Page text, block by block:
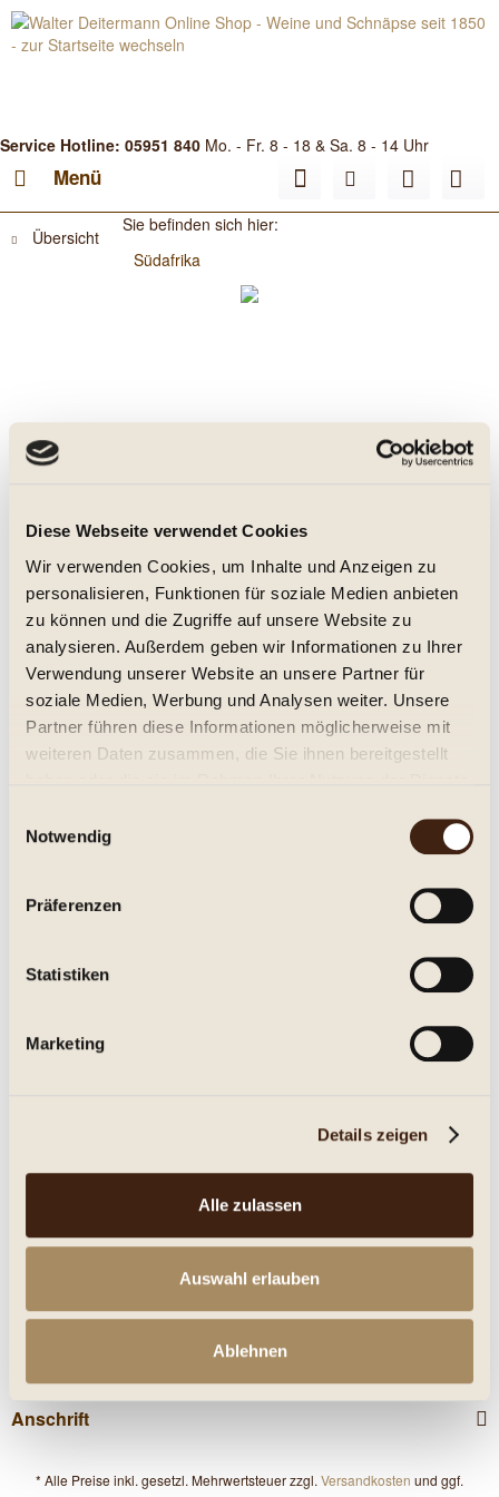
Diese Webseite verwendet Cookies
Wir verwenden Cookies, um Inhalte und Anzeigen zu
personalisieren, Funktionen für soziale Medien anbieten
zu können und die Zugriffe auf unsere Website zu
analysieren. Außerdem geben wir Informationen zu Ihrer
Verwendung unserer Website an unsere Partner für
soziale Medien, Werbung und Analysen weiter. Unsere
Partner führen diese Informationen möglicherweise mit
weiteren Daten zusammen, die Sie ihnen bereitgestellt
Notwendig
Präferenzen
Statistiken
Marketing
Details zeigen
Alle zulassen
Auswahl erlauben
Ablehnen
Service Hotline: 05951 840 Mo. - Fr. 8 - 18 & Sa. 8 - 14 Uhr
Menü
Übersicht
Sie befinden sich hier:
Südafrika
Kaapzicht Sauvignon Blanc 2026,
Stellenbosch
trocken, Jg. 2026
10,95 € *
Inhalt:0.75 Liter (14,60 € * / 1 Liter)
inkl. MwSt.zzgl. Versandkosten
Lieferzeit ca. 1-3 Tage**
Merken
Kaapzicht Sauvignon Blanc Stellenbosch Trocken. Der
Eigenschaften
Kunden haben sich ebenfalls angesehen
Shop Service
Anschrift
* Alle Preise inkl. gesetzl. Mehrwertsteuer zzgl. Versandkosten und ggf.